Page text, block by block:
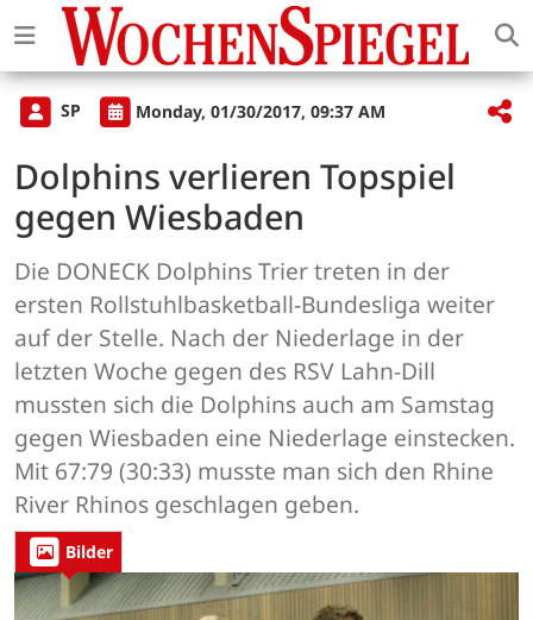
SP Monday, 01/30/2017, 09:37 AM
Dolphins verlieren Topspiel
gegen Wiesbaden
Die DONECK Dolphins Trier treten in der
ersten Rollstuhlbasketball-Bundesliga weiter
auf der Stelle. Nach der Niederlage in der
letzten Woche gegen des RSV Lahn-Dill
mussten sich die Dolphins auch am Samstag
gegen Wiesbaden eine Niederlage einstecken.
Mit 67:79 (30:33) musste man sich den Rhine
River Rhinos geschlagen geben.
Bilder